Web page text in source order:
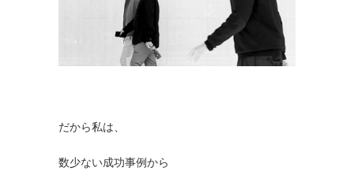
だから私は、
数少ない成功事例から